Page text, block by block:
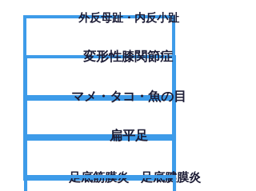
外反母趾・内反小趾
変形性膝関節症
​マメ・タコ・魚の目
扁平足
足底筋膜炎・足底腱膜炎